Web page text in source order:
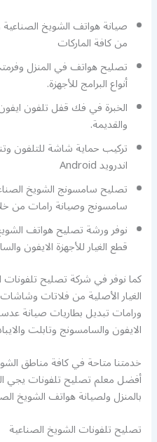
صيانة هواتف الشويخ الصناعية
من كافة الماركات
تصليح هواتف في المنزل
أنواع البرامج للأجهزة.
والقديمة.
تركيب حماية شاشة للتلفون
اندرويد Android
تصليح سامسونج الشويخ
سامسونج وصيانة رامات
نوفر ورشة تصليح هواتف
قطع الغيار للأجهزة الايفون
كما نوفر في شركة تصليح تلفونات
الغيار الأصلية من فلاتات
ورامات تبديل بطاريات صيانة
الايفون والسامسونج وتابلت
خدمتنا متاحة في كافة مناطق
أفضل معلم تصليح تلفونات يجي
بالمنزل ولصيانة هواتف الشويخ
تصليح تلفونات الشويخ الصناعية